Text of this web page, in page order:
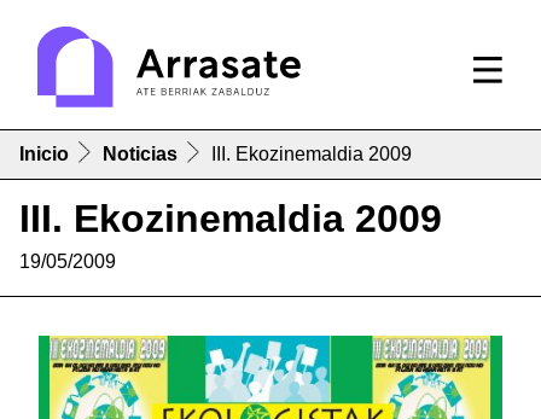
Inicio Noticias III. Ekozinemaldia 2009
III. Ekozinemaldia 2009
19/05/2009